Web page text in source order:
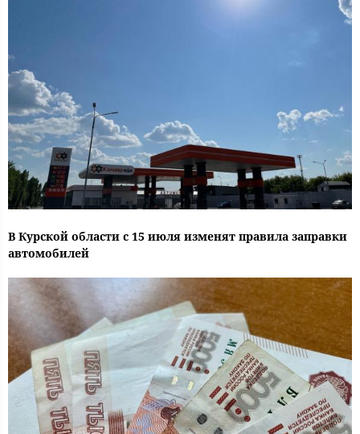
В Курской области с 15 июля изменят правила заправки
автомобилей